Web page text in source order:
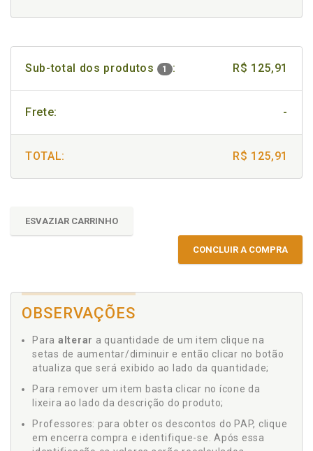
Sub-total dos produtos 1 : R$ 125,91
Frete: -
TOTAL: R$ 125,91
ESVAZIAR CARRINHO
CONCLUIR A COMPRA
OBSERVAÇÕES
Para alterar a quantidade de um item clique na
setas de aumentar/diminuir e então clicar no botão
atualiza que será exibido ao lado da quantidade;
Para remover um item basta clicar no ícone da
lixeira ao lado da descrição do produto;
Professores: para obter os descontos do PAP, clique
em encerra compra e identifique-se. Após essa